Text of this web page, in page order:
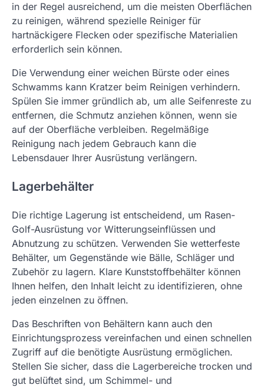
in der Regel ausreichend, um die meisten Oberflächen
zu reinigen, während spezielle Reiniger für
hartnäckigere Flecken oder spezifische Materialien
erforderlich sein können.
Die Verwendung einer weichen Bürste oder eines
Schwamms kann Kratzer beim Reinigen verhindern.
Spülen Sie immer gründlich ab, um alle Seifenreste zu
entfernen, die Schmutz anziehen können, wenn sie
auf der Oberfläche verbleiben. Regelmäßige
Reinigung nach jedem Gebrauch kann die
Lebensdauer Ihrer Ausrüstung verlängern.
Lagerbehälter
Die richtige Lagerung ist entscheidend, um Rasen-
Golf-Ausrüstung vor Witterungseinflüssen und
Abnutzung zu schützen. Verwenden Sie wetterfeste
Behälter, um Gegenstände wie Bälle, Schläger und
Zubehör zu lagern. Klare Kunststoffbehälter können
Ihnen helfen, den Inhalt leicht zu identifizieren, ohne
jeden einzelnen zu öffnen.
Das Beschriften von Behältern kann auch den
Einrichtungsprozess vereinfachen und einen schnellen
Zugriff auf die benötigte Ausrüstung ermöglichen.
Stellen Sie sicher, dass die Lagerbereiche trocken und
gut belüftet sind, um Schimmel- und